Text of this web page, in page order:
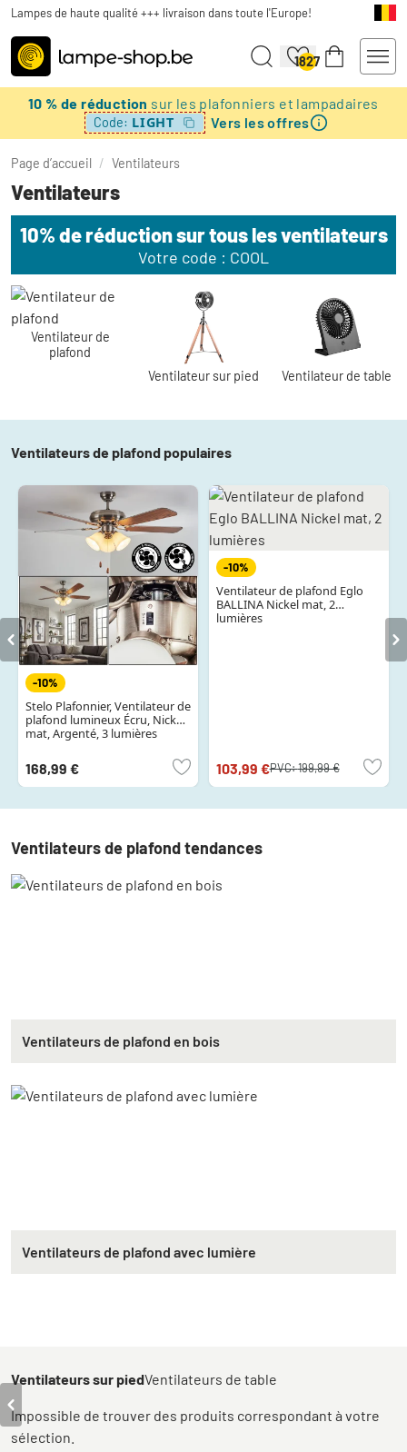
Lampes de haute qualité +++ livraison dans toute l'Europe!
1827
10 % de réduction sur les plafonniers et lampadaires
Code: LIGHT Vers les offres
Page d’accueil / Ventilateurs
Ventilateurs
10% de réduction sur tous les ventilateurs
Votre code : COOL
Ventilateur de
plafond
Ventilateur sur pied
Ventilateur de table
Ventilateurs de plafond populaires
-10%
Stelo Plafonnier, Ventilateur de
plafond lumineux Écru, Nickel
mat, Argenté, 3 lumières
168,99 €
-10%
Ventilateur de plafond Eglo
BALLINA Nickel mat, 2
lumières
103,99 €PVC:199,99 €
Ventilateurs de plafond tendances
Ventilateurs de plafond en bois
Ventilateurs de plafond avec lumière
Ventilateurs sur piedVentilateurs de table
Impossible de trouver des produits correspondant à votre
sélection.